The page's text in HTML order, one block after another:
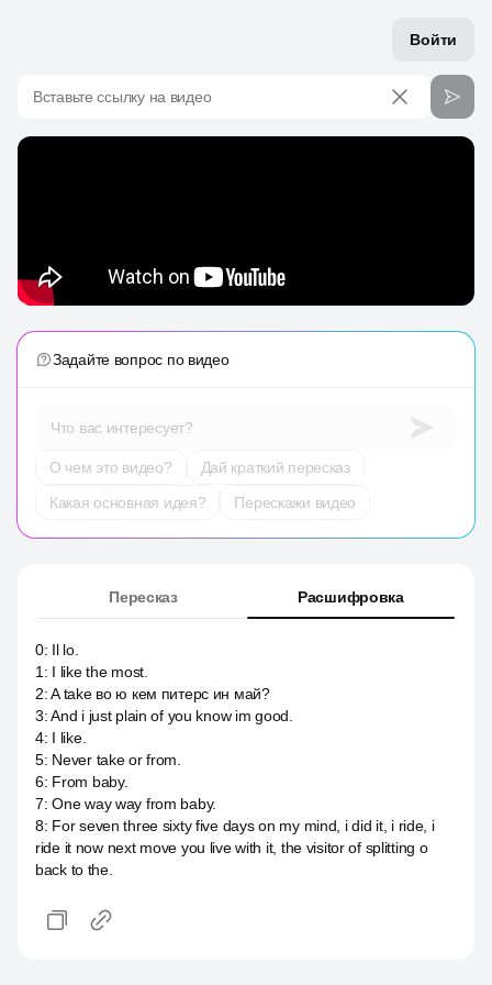
Войти
Вставьте ссылку на видео
Задайте вопрос по видео
Что вас интересует?
О чем это видео?
Дай краткий пересказ
Какая основная идея?
Перескажи видео
Пересказ Расшифровка
0: Il lo.
1 : I like the most.
2:A take во ю кем питерс ин май?
3:And i just plain of you know im good.
4: I like.
5: Never take or from.
6: From baby.
7:One way way from baby.
8: For seven three sixty five days on my mind, i did it, i ride, i
ride it now next move you live with it, the visitor of splitting о
back to the.